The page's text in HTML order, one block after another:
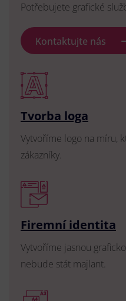
Potřebujete grafické
Kontaktujte nás
Tvorba loga
Vytvoříme logo na míru,
zákazníky.
Firemní identita
Vytvoříme jasnou
nebude stát majlant.